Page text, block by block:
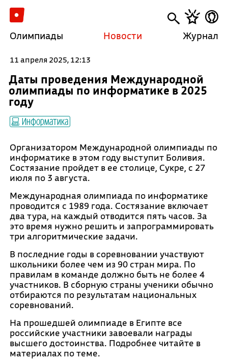
Олимпиады Новости Журнал
11 апреля 2025, 12:13
Даты проведения Международной
олимпиады по информатике в 2025
году
Информатика
Организатором Международной олимпиады по
информатике в этом году выступит Боливия.
Состязание пройдет в ее столице, Сукре, с 27
июля по 3 августа.
Международная олимпиада по информатике
проводится с 1989 года. Состязание включает
два тура, на каждый отводится пять часов. За
это время нужно решить и запрограммировать
три алгоритмические задачи.
В последние годы в соревновании участвуют
школьники более чем из 90 стран мира. По
правилам в команде должно быть не более 4
участников. В сборную страны ученики обычно
отбираются по результатам национальных
соревнований.
На прошедшей олимпиаде в Египте все
российские участники завоевали награды
высшего достоинства. Подробнее читайте в
материалах по теме.